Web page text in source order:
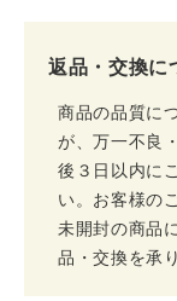
返品・交換に
商品の品質に
が、万一不良
後３日以内に
い。お客様の
未開封の商品
品・交換を